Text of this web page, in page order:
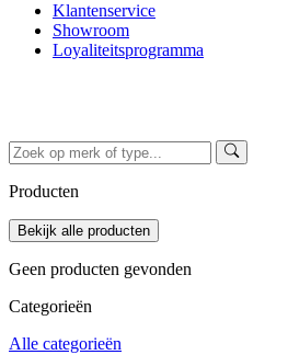
Klantenservice
Showroom
Loyaliteitsprogramma
Producten
Geen producten gevonden
Categorieën
Alle categorieën